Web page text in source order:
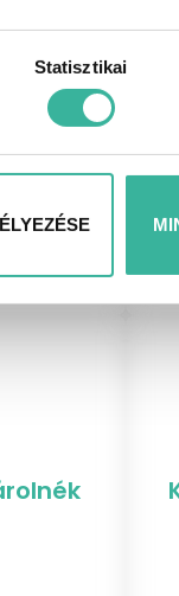
Statisztikai